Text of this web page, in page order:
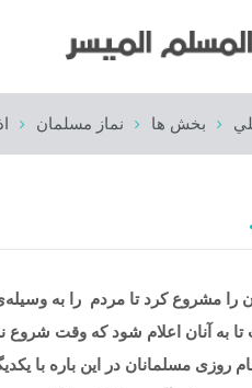
بخش ها نماز مسلمان
را مشروع کرد تا مردم را به
به آنان اعلام شود که وقت شروع
روزى مسلمانان در اين باره با